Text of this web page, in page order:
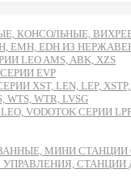
КОНСОЛЬНЫЕ,
EMH, EDH ИЗ
AMS, ABK, XZS
EVP
XST, LEN, LEP,
WTR, LVSG
VODOTOK СЕРИИ
МИНИ